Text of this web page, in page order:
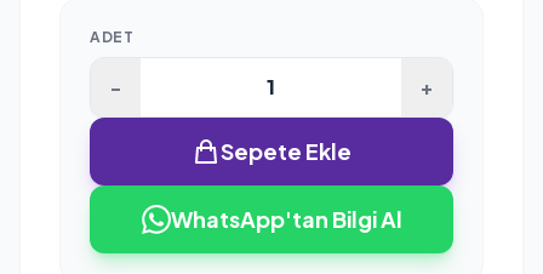
ADET
- +
Sepete Ekle
WhatsApp'tan Bilgi Al